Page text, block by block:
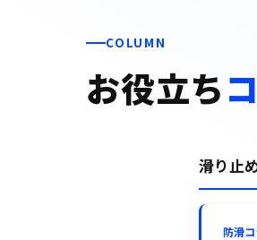
COLUMN
お役立ち
滑り止
防滑